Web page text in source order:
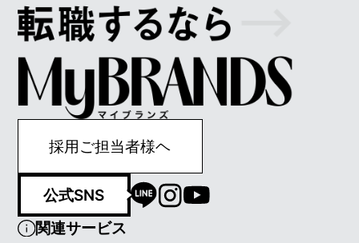
採用ご担当者様ヘ
公式SNS
関連サービス